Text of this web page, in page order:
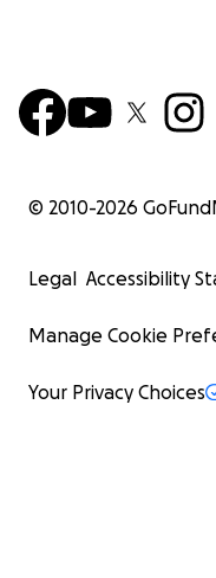
© 2010-2026
Legal Accessibility
Manage Cookie
Your Privacy Choices